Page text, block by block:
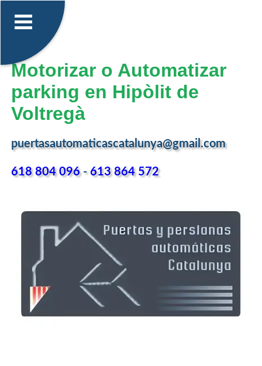
Motorizar o Automatizar
parking en Hipòlit de
Voltregà
puertasautomaticascatalunya@gmail.com
618 804 096-613 864 572